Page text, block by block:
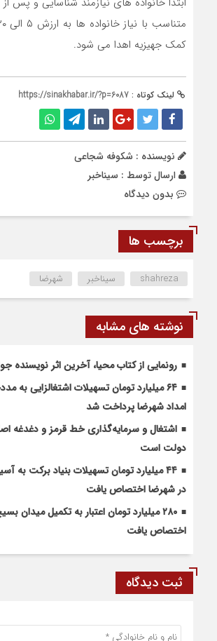
کمک جهیزیه اهدا می شود.
لینک کوتاه : https://sinakhabar.ir/?p=6087
نویسنده : شکوفه شجاعی
ارسال توسط : سیناخبر
بدون دیدگاه
برچسب ها
shahreza سیناخبر شهرضا
نوشته های مشابه
رونمایی از کتاب محیا، آخرین اثر نویسنده
۶۴ میلیارد تومان تسهیلات اشتغالزایی به
امداد شهرضا پرداخت شد
اشتغال و سرمایه‌گذاری خط قرمز و دغدغه
دولت است
۴۴ میلیارد تومان تسهیلات بنیاد برکت
در شهرضا اختصاص یافت
۲۸۰ میلیارد تومان اعتبار به تکمیل میدان
اختصاص یافت
ثبت دیدگاه